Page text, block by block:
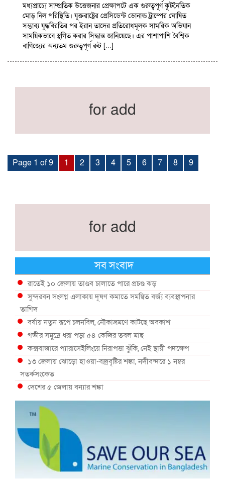
মধ্যপ্রাচ্যে সাম্প্রতিক উত্তেজনার প্রেক্ষাপটে এক গুরুত্বপূর্ণ কূটনৈতিক
মোড় নিল পরিস্থিতি। যুক্তরাষ্ট্রের প্রেসিডেন্ট ডোনাল্ড ট্রাম্পের ঘোষিত
সম্ভাব্য যুদ্ধবিরতির পর ইরান তাদের প্রতিরোধমূলক সামরিক অভিযান
সাময়িকভাবে স্থগিত করার সিদ্ধান্ত জানিয়েছে। এর পাশাপাশি বৈশ্বিক
বাণিজ্যের অন্যতম গুরুত্বপূর্ণ রুট […]
for add
Page 1 of 9 1 2 3 4 5 6 7 8 9
for add
সব সংবাদ
রাতেই ১০ জেলায় তাণ্ডব চালাতে পারে প্রচণ্ড ঝড়
সুন্দরবন সংলগ্ন এলাকায় দূষণ কমাতে সমন্বিত বর্জ্য ব্যবস্থাপনার
তাগিদ
বর্ষায় নতুন রূপে চলনবিল, নৌকাভ্রমণে কাটছে অবকাশ
গভীর সমুদ্রে ধরা পড়া ৫৪ কেজির তবল মাছ
কক্সবাজারে প্যারাসেইলিংয়ে নিরাপত্তা ঝুঁকি, নেই স্থায়ী পদক্ষেপ
১৩ জেলায় ঝোড়ো হাওয়া-বজ্রবৃষ্টির শঙ্কা, নদীবন্দরে ১ নম্বর
সতর্কসংকেত
দেশের ৫ জেলায় বন্যার শঙ্কা
দেশের বিভিন্ন অঞ্চলে বজ্রবৃষ্টির আভাস, ঢাকার আকাশও মেঘলা
আগস্টে টানা বৃষ্টি ও বন্যার আভাস, সাগরে একাধিক লঘুচাপের শঙ্কা
স্বস্তি ও শঙ্কার পূর্বাভাস দিল আবহাওয়া